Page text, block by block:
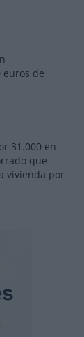
euros de
31.000 en
que
vivienda por